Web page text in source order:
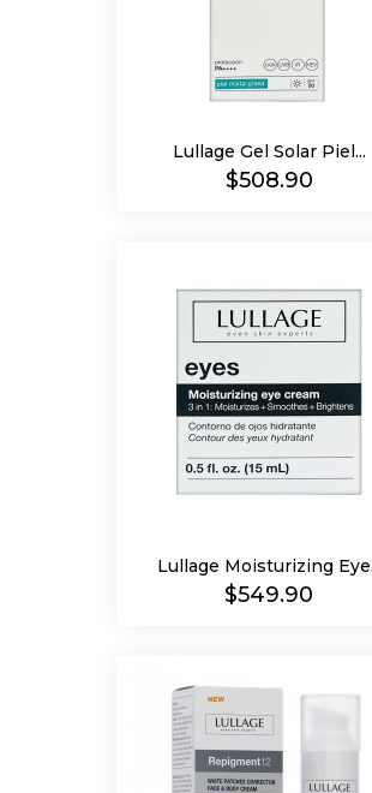
Lullage Gel Solar Piel...
Precio
$508.90
Lullage Moisturizing
Precio
$549.90